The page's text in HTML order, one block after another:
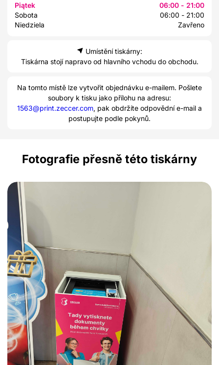
Piątek
06:00 - 21:00
Sobota
06:00 - 21:00
Niedziela
Zavřeno
Umístění tiskárny:
Tiskárna stojí napravo od hlavního vchodu do obchodu.
Na tomto místě lze vytvořit objednávku e-mailem. Pošlete
soubory k tisku jako přílohu na adresu:
1563@print.zeccer.com, pak obdržíte odpovědní e-mail a
postupujte podle pokynů.
Fotografie přesně této tiskárny